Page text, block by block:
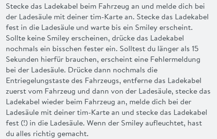
DEUTSCH
Stecke das Ladekabel beim Fahrzeug an und melde dich bei
der Ladesäule mit deiner tim-Karte an. Stecke das Ladekabel
fest in die Ladesäule und warte bis ein Smiley erscheint.
Sollte keine Smiley erscheinen, drücke das Ladekabel
nochmals ein bisschen fester ein. Solltest du länger als 15
Sekunden hierfür brauchen, erscheint eine Fehlermeldung
bei der Ladesäule. Drücke dann nochmals die
Entriegelungstaste des Fahrzeugs, entferne das Ladekabel
zuerst vom Fahrzeug und dann von der Ladesäule, stecke das
Ladekabel wieder beim Fahrzeug an, melde dich bei der
Ladesäule mit deiner tim-Karte an und stecke das Ladekabel
fest (!) in die Ladesäule. Wenn der Smiley aufleuchtet, hast
du alles richtig gemacht.